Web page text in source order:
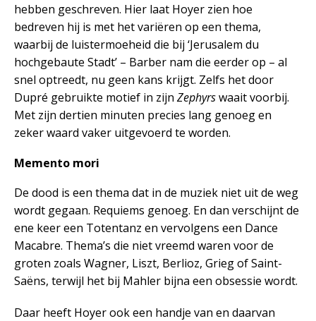
hebben geschreven. Hier laat Hoyer zien hoe
bedreven hij is met het variëren op een thema,
waarbij de luistermoeheid die bij ‘Jerusalem du
hochgebaute Stadt’ – Barber nam die eerder op – al
snel optreedt, nu geen kans krijgt. Zelfs het door
Dupré gebruikte motief in zijn Zephyrswaait voorbij.
Met zijn dertien minuten precies lang genoeg en
zeker waard vaker uitgevoerd te worden.
Memento mori
De dood is een thema dat in de muziek niet uit de weg
wordt gegaan. Requiems genoeg. En dan verschijnt de
ene keer een Totentanz en vervolgens een Dance
Macabre. Thema’s die niet vreemd waren voor de
groten zoals Wagner, Liszt, Berlioz, Grieg of Saint-
Saëns, terwijl het bij Mahler bijna een obsessie wordt.
Daar heeft Hoyer ook een handje van en daarvan